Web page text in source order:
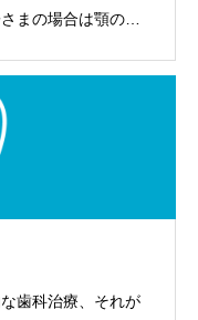
まの場合は顎の成
す。
歯科治療、それが